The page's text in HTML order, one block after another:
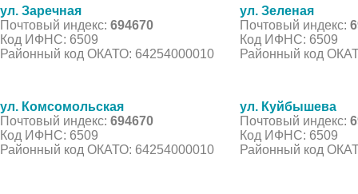
ул. Заречная
Почтовый индекс: 694670
Код ИФНС: 6509
Районный код ОКАТО: 64254000010
ул. Зеленая
Почтовый индекс:
Код ИФНС: 6509
Районный код
ул. Комсомольская
Почтовый индекс: 694670
Код ИФНС: 6509
Районный код ОКАТО: 64254000010
ул. Куйбышева
Почтовый индекс:
Код ИФНС: 6509
Районный код